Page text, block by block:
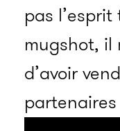
pas
mugshot, il
d’avoir